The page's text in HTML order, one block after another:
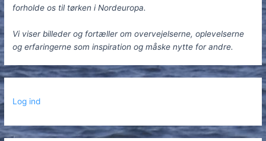
forholde os til tørken i Nordeuropa.
Vi viser billeder og fortæller om overvejelserne, oplevelserne
og erfaringerne som inspiration og måske nytte for andre.
Log ind